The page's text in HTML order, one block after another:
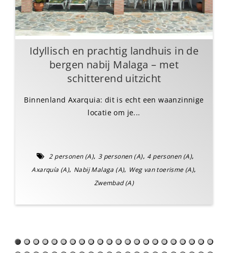
Idyllisch en prachtig landhuis in de
bergen nabij Malaga – met
schitterend uitzicht
Binnenland Axarquia: dit is echt een waanzinnige
locatie om je...
2 personen (A), 3 personen (A),4 personen (A),
Axarquía (A), Nabij Malaga (A), Weg van toerisme (A),
Zwembad (A)